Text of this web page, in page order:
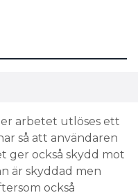
arbetet utlöses ett
så att användaren
ger också skydd mot
är skyddad men
också